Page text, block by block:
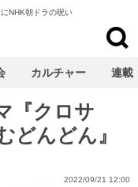
にNHK朝ドラの呪い
『クロサ
どんどん』
2022/09/21 12:00
カルチャー 連載